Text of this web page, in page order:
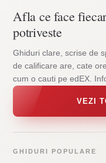
Afla ce face
potriveste
Ghiduri clare, scrise de
de calificare are, cate
cum o cauti pe edEX.
VEZI
GHIDURI POPULARE